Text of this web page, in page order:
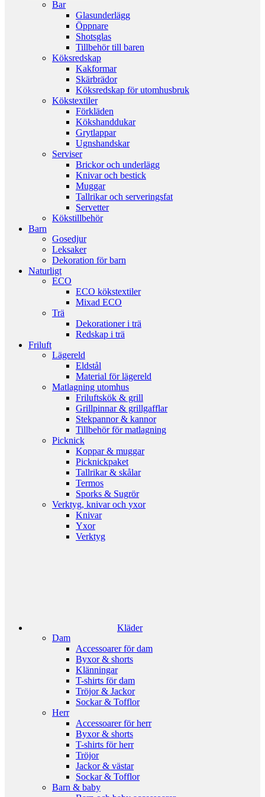
Bar
Glasunderlägg
Öppnare
Shotsglas
Tillbehör till baren
Köksredskap
Kakformar
Skärbrädor
Köksredskap för utomhusbruk
Kökstextiler
Förkläden
Kökshanddukar
Grytlappar
Ugnshandskar
Serviser
Brickor och underlägg
Knivar och bestick
Muggar
Tallrikar och serveringsfat
Servetter
Kökstillbehör
Barn
Gosedjur
Leksaker
Dekoration för barn
Naturligt
ECO
ECO kökstextiler
Mixad ECO
Trä
Dekorationer i trä
Redskap i trä
Friluft
Lägereld
Eldstål
Material för lägereld
Matlagning utomhus
Friluftskök & grill
Grillpinnar & grillgafflar
Stekpannor & kannor
Tillbehör för matlagning
Picknick
Koppar & muggar
Picknickpaket
Tallrikar & skålar
Termos
Sporks & Sugrör
Verktyg, knivar och yxor
Knivar
Yxor
Verktyg
Kläder
Dam
Accessoarer för dam
Byxor & shorts
Klänningar
T-shirts för dam
Tröjor & Jackor
Sockar & Tofflor
Herr
Accessoarer för herr
Byxor & shorts
T-shirts för herr
Tröjor
Jackor & västar
Sockar & Tofflor
Barn & baby